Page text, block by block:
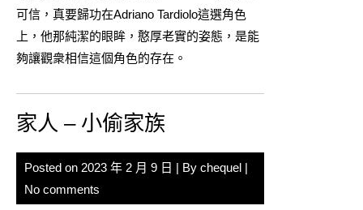
可信，真要歸功在Adriano Tardiolo這選角色
上，他那純潔的眼眸，憨厚老實的姿態，是能
夠讓觀衆相信這個角色的存在。
家人 – 小偷家族
Posted on 2023 年 2 月 9 日 | By chequel |
No comments